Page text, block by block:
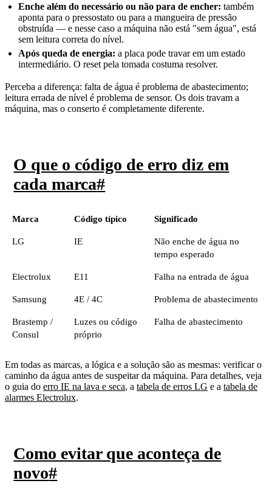
Enche além do necessário ou não para de encher: também
aponta para o pressostato ou para a mangueira de pressão
obstruída — e nesse caso a máquina não está "sem água", está
sem leitura correta do nível.
Após queda de energia: a placa pode travar em um estado
intermediário. O reset pela tomada costuma resolver.
Perceba a diferença: falta de água é problema de abastecimento;
leitura errada de nível é problema de sensor. Os dois travam a
máquina, mas o conserto é completamente diferente.
O que o código de erro diz em
cada marca#
Marca Código típico Significado
LG IE
Não enche de água no
tempo esperado
Electrolux E11 Falha na entrada de água
Samsung 4E / 4C Problema de abastecimento
Brastemp /
Consul
Luzes ou código
próprio
Falha de abastecimento
Em todas as marcas, a lógica e a solução são as mesmas: verificar o
caminho da água antes de suspeitar da máquina. Para detalhes, veja
o guia do erro IE na lava e seca, a tabela de erros LG e a tabela de
alarmes Electrolux.
Como evitar que aconteça de
novo#